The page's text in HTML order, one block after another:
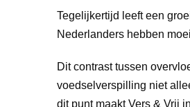
Tegelijkertijd leeft een
Nederlanders hebben
Dit contrast tussen
voedselverspilling niet
dit punt maakt Vers & Vrij